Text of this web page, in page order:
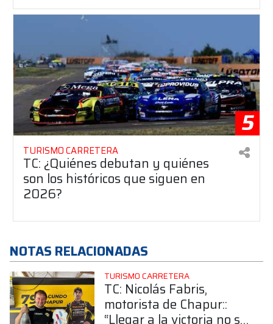
5
TURISMO CARRETERA
TC: ¿Quiénes debutan y quiénes
son los históricos que siguen en
2026?
NOTAS RELACIONADAS
TURISMO CARRETERA
TC: Nicolás Fabris,
motorista de Chapur::
“Llegar a la victoria no se